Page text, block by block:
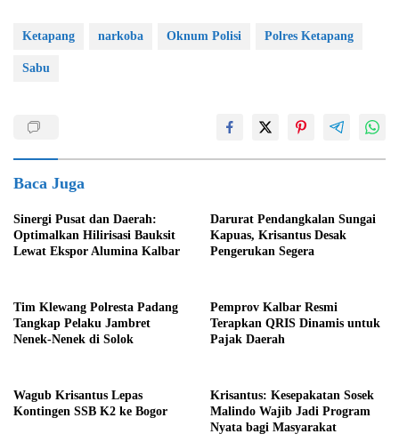
Ketapang narkoba Oknum Polisi Polres Ketapang
Sabu
Baca Juga
Sinergi Pusat dan Daerah:
Optimalkan Hilirisasi Bauksit
Lewat Ekspor Alumina Kalbar
Darurat Pendangkalan Sungai
Kapuas, Krisantus Desak
Pengerukan Segera
Tim Klewang Polresta Padang
Tangkap Pelaku Jambret
Nenek-Nenek di Solok
Pemprov Kalbar Resmi
Terapkan QRIS Dinamis untuk
Pajak Daerah
Wagub Krisantus Lepas
Kontingen SSB K2 ke Bogor
Krisantus: Kesepakatan Sosek
Malindo Wajib Jadi Program
Nyata bagi Masyarakat